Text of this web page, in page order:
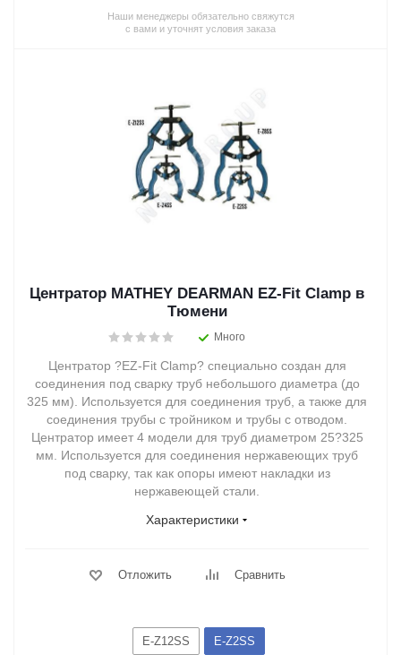
Наши менеджеры обязательно свяжутся
с вами и уточнят условия заказа
Центратор MATHEY DEARMAN EZ-Fit Clamp в
Тюмени
Много
Центратор ?EZ-Fit Clamp? специально создан для
соединения под сварку труб небольшого диаметра (до
325 мм). Используется для соединения труб, а также для
соединения трубы с тройником и трубы с отводом.
Центратор имеет 4 модели для труб диаметром 25?325
мм. Используется для соединения нержавеющих труб
под сварку, так как опоры имеют накладки из
нержавеющей стали.
Характеристики
Отложить Сравнить
E-Z12SS E-Z2SS